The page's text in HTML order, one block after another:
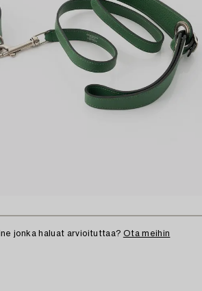
jonka haluat arvioituttaa? Ota meihin